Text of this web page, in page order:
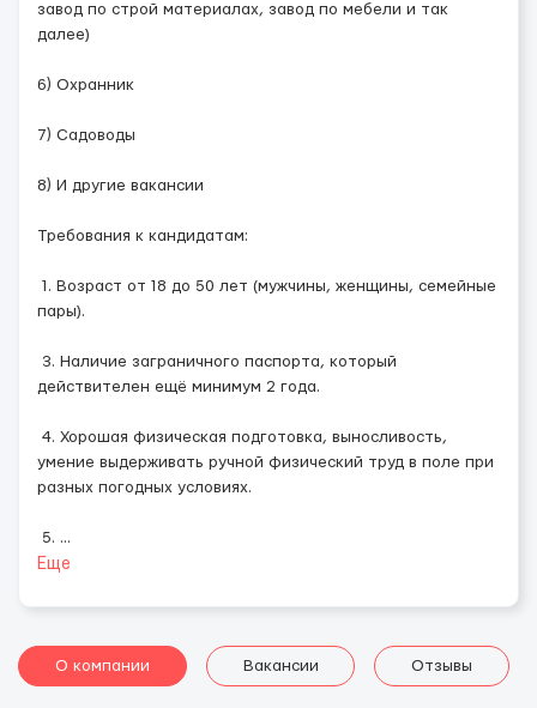
завод по строй материалах, завод по мебели и так
далее)
6) Охранник
7) Садоводы
8) И другие вакансии
Требования к кандидатам:
1. Возраст от 18 до 50 лет (мужчины, женщины, семейные
пары).
3. Наличие заграничного паспорта, который
действителен ещё минимум 2 года.
4. Хорошая физическая подготовка, выносливость,
умение выдерживать ручной физический труд в поле при
разных погодных условиях.
5. ...
Еще
О компании Вакансии Отзывы